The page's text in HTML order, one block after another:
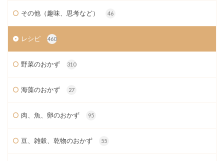
その他（趣味、思考など） 46
レシピ 460
野菜のおかず 310
海藻のおかず 27
肉、魚、卵のおかず 95
豆、雑穀、乾物のおかず 55